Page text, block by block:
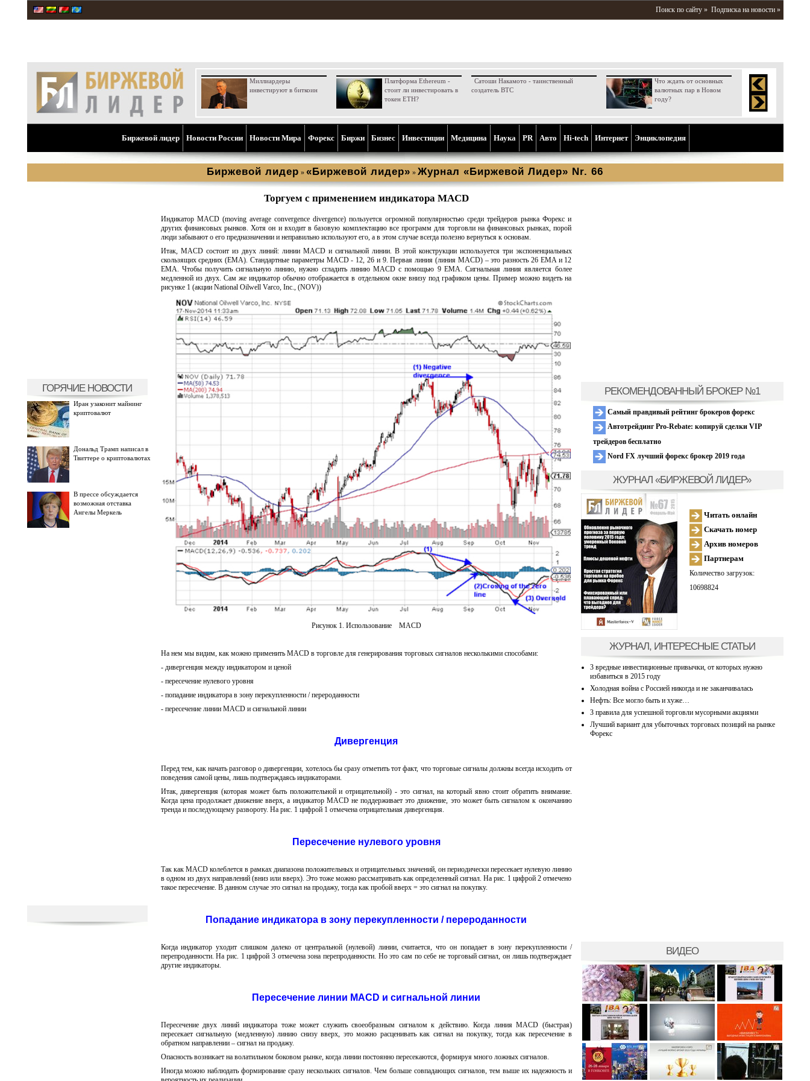
Поиск по сайту » Подписка на новости »
Миллиардеры
инвестируют в биткоин
Платформа Ethereum -
стоит ли инвестировать в
токен ETH?
Сатоши Накамото - таинственный
создатель BTC
Что ждать от основных
валютных пар в Новом
году?
Биржевой лидер Новости России Новости Мира Форекс Биржи Бизнес Инвестиции Медицина Наука PR Aвто Hi-tech Интернет Энциклопедия
Биржевой лидер » «Биржевой лидер» » Журнал «Биржевой Лидер» Nr. 66
ГОРЯЧИЕ НОВОСТИ
Иран узаконит майнинг
криптовалют
Дональд Трамп написал в
Твиттере о криптовалютах
В прессе обсуждается
возможная отставка
Ангелы Меркель
Торгуем с применением индикатора MACD
Индикатор MACD (moving average convergence divergence) пользуется огромной популярностью среди трейдеров рынка Форекс и
других финансовых рынков. Хотя он и входит в базовую комплектацию все программ для торговли на финансовых рынках, порой
люди забывают о его предназначении и неправильно используют его, а в этом случае всегда полезно вернуться к основам.
Итак, MACD состоит из двух линий: линии MACD и сигнальной линии. В этой конструкции используется три экспоненциальных
скользящих средних (EMA). Стандартные параметры MACD - 12, 26 и 9. Первая линия (линия MACD) – это разность 26 EMA и 12
EMA. Чтобы получить сигнальную линию, нужно сгладить линию MACD с помощью 9 EMA. Сигнальная линия является более
медленной из двух. Сам же индикатор обычно отображается в отдельном окне внизу под графиком цены. Пример можно видеть на
рисунке 1 (акции National Oilwell Varco, Inc., (NOV))
Рисунок 1. Использование MACD
На нем мы видим, как можно применить MACD в торговле для генерирования торговых сигналов несколькими способами:
- дивергенция между индикатором и ценой
- пересечение нулевого уровня
- попадание индикатора в зону перекупленности / перероданности
- пересечение линии MACD и сигнальной линии
Дивергенция
Перед тем, как начать разговор о дивергенции, хотелось бы сразу отметить тот факт, что торговые сигналы должны всегда исходить от
поведения самой цены, лишь подтверждаясь индикаторами.
Итак, дивергенция (которая может быть положительной и отрицательной) - это сигнал, на который явно стоит обратить внимание.
Когда цена продолжает движение вверх, а индикатор MACD не поддерживает это движение, это может быть сигналом к окончанию
тренда и последующему развороту. На рис. 1 цифрой 1 отмечена отрицательная дивергенция.
Пересечение нулевого уровня
Так как MACD колеблется в рамках диапазона положительных и отрицательных значений, он периодически пересекает нулевую линию
в одном из двух направлений (вниз или вверх). Это тоже можно рассматривать как определенный сигнал. На рис. 1 цифрой 2 отмечено
такое пересечение. В данном случае это сигнал на продажу, тогда как пробой вверх = это сигнал на покупку.
Попадание индикатора в зону перекупленности / перероданности
Когда индикатор уходит слишком далеко от центральной (нулевой) линии, считается, что он попадает в зону перекупленности /
перепроданности. На рис. 1 цифрой 3 отмечена зона перепроданности. Но это сам по себе не торговый сигнал, он лишь подтверждает
другие индикаторы.
Пересечение линии MACD и сигнальной линии
Пересечение двух линий индикатора тоже может служить своеобразным сигналом к действию. Когда линия MACD (быстрая)
пересекает сигнальную (медленную) линию снизу вверх, это можно расценивать как сигнал на покупку, тогда как пересечение в
обратном направлении – сигнал на продажу.
Опасность возникает на волатильном боковом рынке, когда линии постоянно пересекаются, формируя много ложных сигналов.
Иногда можно наблюдать формирование сразу нескольких сигналов. Чем больше совпадающих сигналов, тем выше их надежность и
РЕКОМЕНДОВАННЫЙ БРОКЕР №1
Самый правдивый рейтинг брокеров форекс
Автотрейдинг Pro-Rebate: копируй сделки VIP
трейдеров бесплатно
Nord FX лучший форекс брокер 2019 года
ЖУРНАЛ «БИРЖЕВОЙ ЛИДЕР»
Читать онлайн
Скачать номер
Архив номеров
Партнерам
Количество загрузок:
10698824
ЖУРНАЛ, ИНТЕРЕСНЫЕ СТАТЬИ
3 вредные инвестиционные привычки, от которых нужно
избавиться в 2015 году
Холодная война с Россией никогда и не заканчивалась
Нефть: Все могло быть и хуже…
3 правила для успешной торговли мусорными акциями
Лучший вариант для убыточных торговых позиций на рынке
Форекс
ВИДЕО